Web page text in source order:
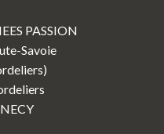
PASSION
Savoie